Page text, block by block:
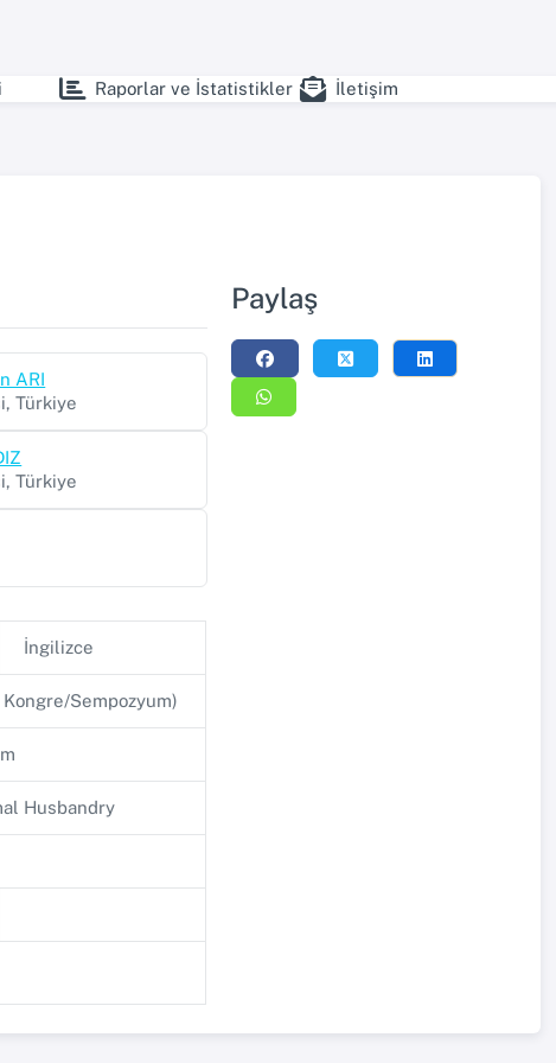
Raporlar ve İstatistikler İletişim
ARI
Türkiye
Türkiye
İngilizce
Sempozyum)
Husbandry
Paylaş